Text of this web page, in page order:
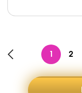
1 2